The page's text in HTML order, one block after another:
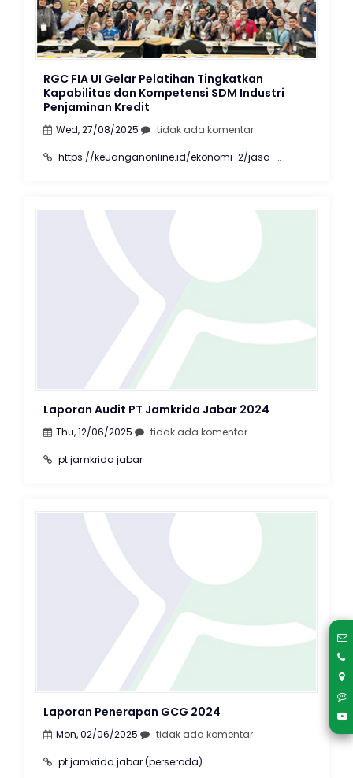
RGC FIA UI Gelar Pelatihan Tingkatkan
Kapabilitas dan Kompetensi SDM Industri
Penjaminan Kredit
Wed, 27/08/2025 tidak ada komentar
https://keuanganonline.id/ekonomi-2/jasa-
penjaminan-kredit/
Laporan Audit PT Jamkrida Jabar 2024
Thu, 12/06/2025 tidak ada komentar
pt jamkrida jabar
Laporan Penerapan GCG 2024
Mon, 02/06/2025 tidak ada komentar
pt jamkrida jabar (perseroda)